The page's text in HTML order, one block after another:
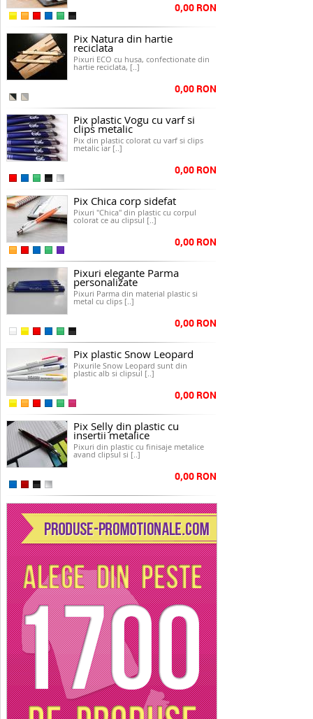
0,00 RON
Pix Natura din hartie
reciclata
Pixuri ECO cu husa, confectionate din
hartie reciclata, [..]
0,00 RON
Pix plastic Vogu cu varf si
clips metalic
Pix din plastic colorat cu varf si clips
metalic iar [..]
0,00 RON
Pix Chica corp sidefat
Pixuri "Chica" din plastic cu corpul
colorat ce au clipsul [..]
0,00 RON
Pixuri elegante Parma
personalizate
Pixuri Parma din material plastic si
metal cu clips [..]
0,00 RON
Pix plastic Snow Leopard
Pixurile Snow Leopard sunt din
plastic alb si clipsul [..]
0,00 RON
Pix Selly din plastic cu
insertii metalice
Pixuri din plastic cu finisaje metalice
avand clipsul si [..]
0,00 RON